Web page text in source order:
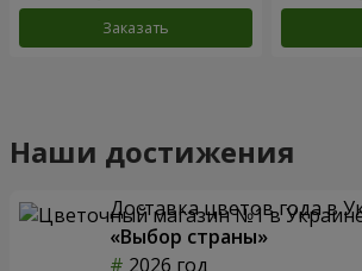
Заказать
Наши достижения
Доставка цветов года в
«Выбор страны»
2026 год